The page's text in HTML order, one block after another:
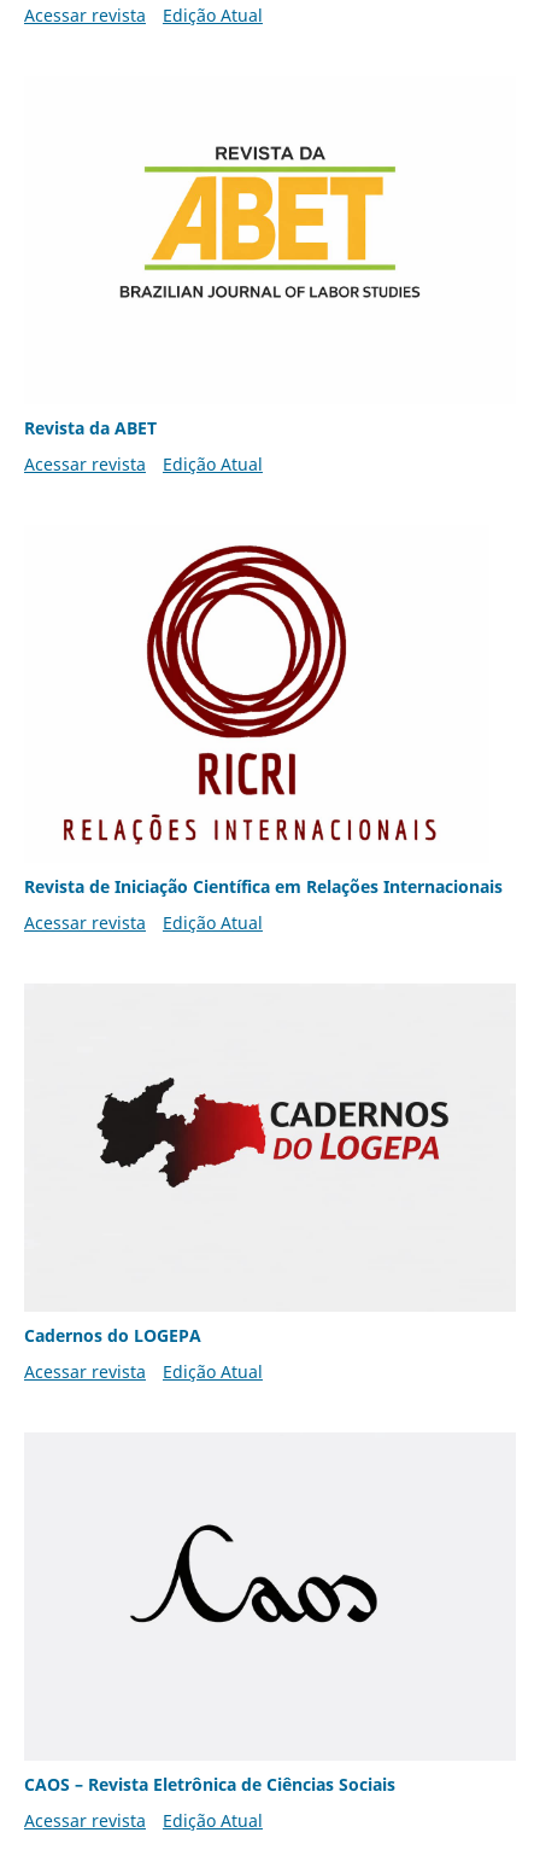
Acessar revista Edição Atual
Revista da ABET
Acessar revista
Edição Atual
Revista de Iniciação Científica em Relações Internacionais
Acessar revista
Edição Atual
Cadernos do LOGEPA
Acessar revista
Edição Atual
CAOS – Revista Eletrônica de Ciências Sociais
Acessar revista
Edição Atual